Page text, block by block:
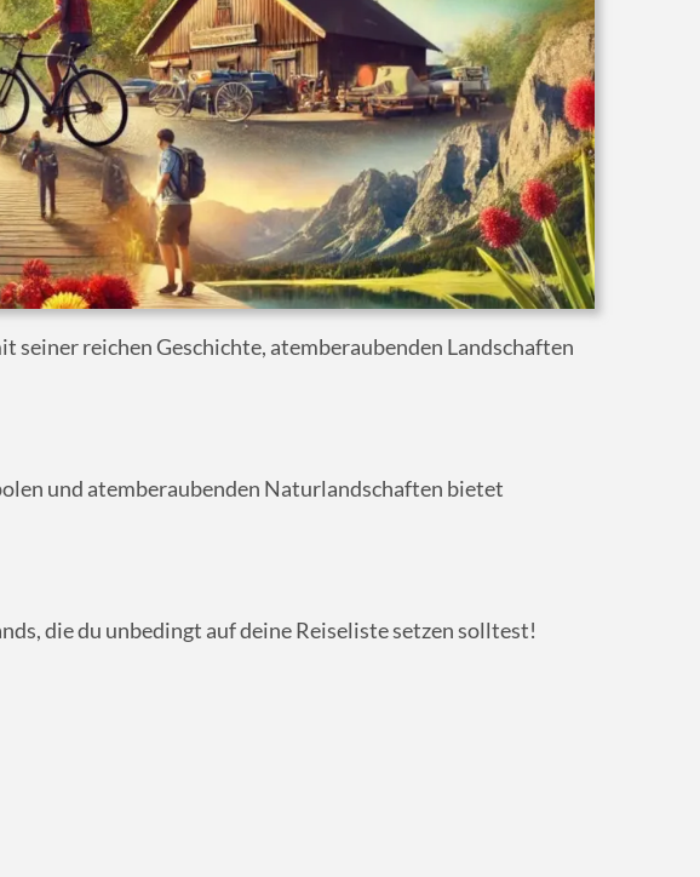
reichen Geschichte, atemberaubenden Landschaften
und atemberaubenden Naturlandschaften bietet
die du unbedingt auf deine Reiseliste setzen solltest!